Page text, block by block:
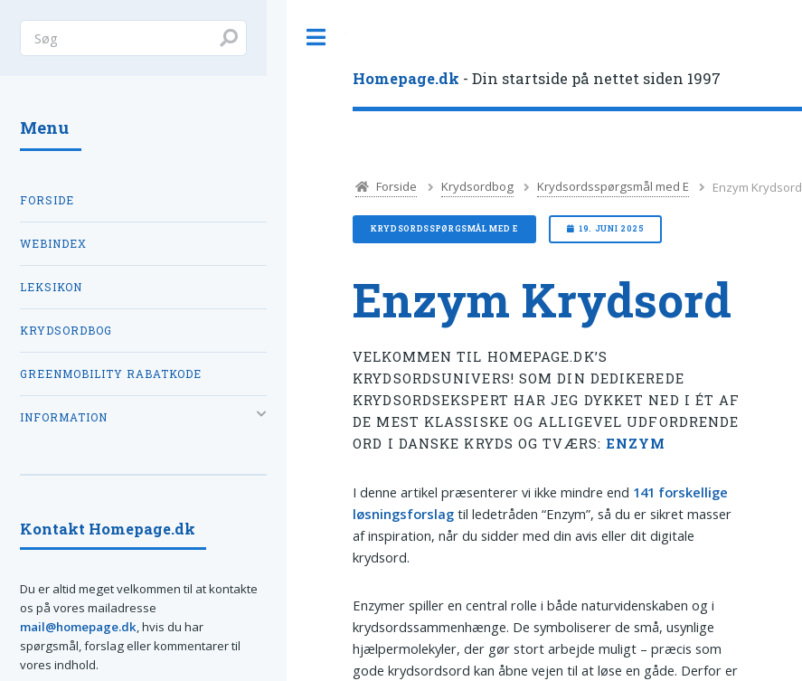
Homepage.dk - Din startside på nettet siden 1997
Forside Krydsordbog Krydsordsspørgsmål med E Enzym Krydsord
KRYDSORDSSPØRGSMÅL MED E 19. JUNI 2025
Enzym Krydsord
VELKOMMEN TIL HOMEPAGE.DK’S
KRYDSORDSUNIVERS! SOM DIN DEDIKEREDE
KRYDSORDSEKSPERT HAR JEG DYKKET NED I ÉT AF
DE MEST KLASSISKE OG ALLIGEVEL UDFORDRENDE
ORD I DANSKE KRYDS OG TVÆRS:ENZYM
I denne artikel præsenterer vi ikke mindre end 141 forskellige
løsningsforslag til ledetråden “Enzym”, så du er sikret masser
af inspiration, når du sidder med din avis eller dit digitale
krydsord.
Enzymer spiller en central rolle i både naturvidenskaben og i
krydsordssammenhænge. De symboliserer de små, usynlige
hjælpermolekyler, der gør stort arbejde muligt – præcis som
gode krydsordsord kan åbne vejen til at løse en gåde. Derfor er
Menu
FORSIDE
WEBINDEX
LEKSIKON
KRYDSORDBOG
GREENMOBILITY RABATKODE
INFORMATION
Kontakt Homepage.dk
Du er altid meget velkommen til at kontakte
os på vores mailadresse
mail@homepage.dk, hvis du har
spørgsmål, forslag eller kommentarer til
vores indhold.